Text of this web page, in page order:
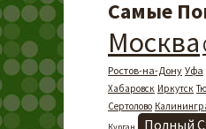
Самые
Москва
Ростов-на-Дону Уфа
Хабаровск Иркутск
Сертолово
Полный